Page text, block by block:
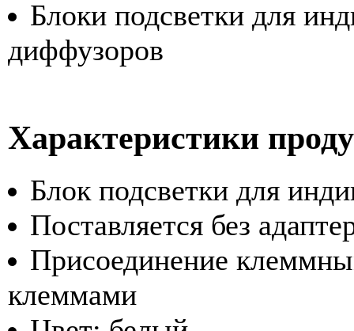
Блоки подсветки для
диффузоров
Характеристики
Блок подсветки для
Поставляется без
Присоединение
клеммами